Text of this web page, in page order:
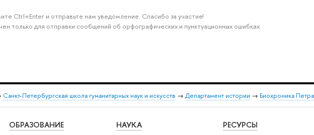
Ctrl+Enter и отправьте нам уведомление. Спасибо за участие!
только для отправки сообщений об орфографических и пунктуационных ошибках.
Санкт-Петербургская школа гуманитарных наук и искусств → Департамент истории → Биохроника
ОБРАЗОВАНИЕ НАУКА РЕСУРСЫ